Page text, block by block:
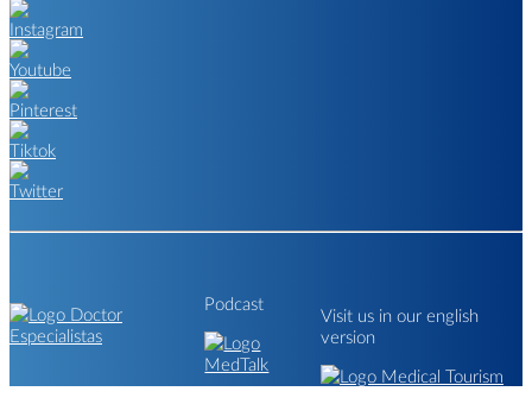
Podcast
Visit us in our english
version